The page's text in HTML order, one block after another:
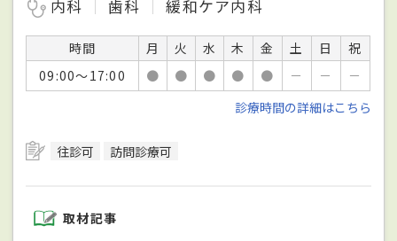
内科
歯科 緩和ケア内科
時間 月 火 水 木 金 土 日
祝
09:00～17:00
● ● ● ● ● － －
－
診療時間の詳細はこちら
往診可 訪問診療可
取材記事